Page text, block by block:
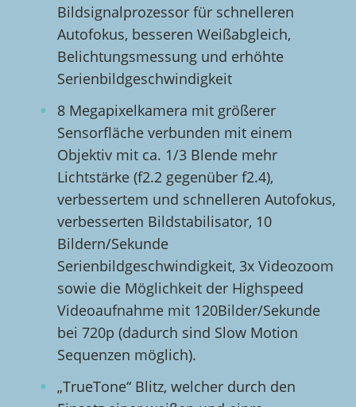
Bildsignalprozessor für schnelleren
Autofokus, besseren Weißabgleich,
Belichtungsmessung und erhöhte
Serienbildgeschwindigkeit
8 Megapixelkamera mit größerer
Sensorfläche verbunden mit einem
Objektiv mit ca. 1/3 Blende mehr
Lichtstärke (f2.2 gegenüber f2.4),
verbessertem und schnelleren Autofokus,
verbesserten Bildstabilisator, 10
Bildern/Sekunde
Serienbildgeschwindigkeit, 3x Videozoom
sowie die Möglichkeit der Highspeed
Videoaufnahme mit 120Bilder/Sekunde
bei 720p (dadurch sind Slow Motion
Sequenzen möglich).
„TrueTone“ Blitz, welcher durch den